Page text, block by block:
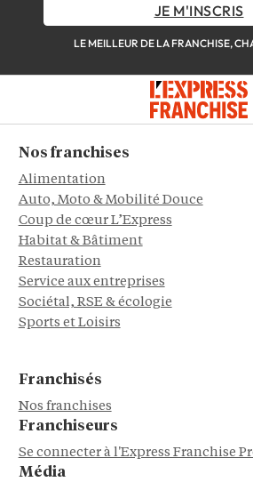
JE M'INSCRIS
LE MEILLEUR DE LA FRANCHISE,
Nos franchises
Alimentation
Auto, Moto & Mobilité Douce
Coup de cœur L’Express
Habitat & Bâtiment
Restauration
Service aux entreprises
Sociétal, RSE & écologie
Sports et Loisirs
Franchisés
Nos franchises
Franchiseurs
Se connecter à l'Express Franchise
Média